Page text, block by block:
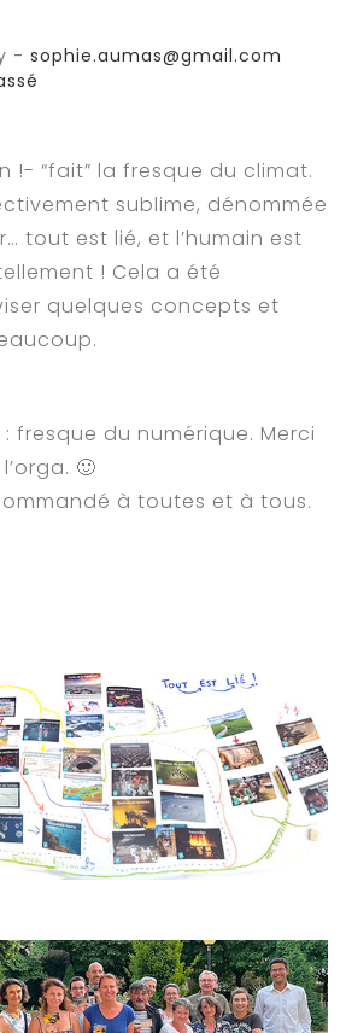
- sophie.aumas@gmail.com
!- “fait” la fresque du climat.
sublime, dénommée
tout est lié, et l’humain est
! Cela a été
quelques concepts et
fresque du numérique. Merci
🙂
à toutes et à tous.